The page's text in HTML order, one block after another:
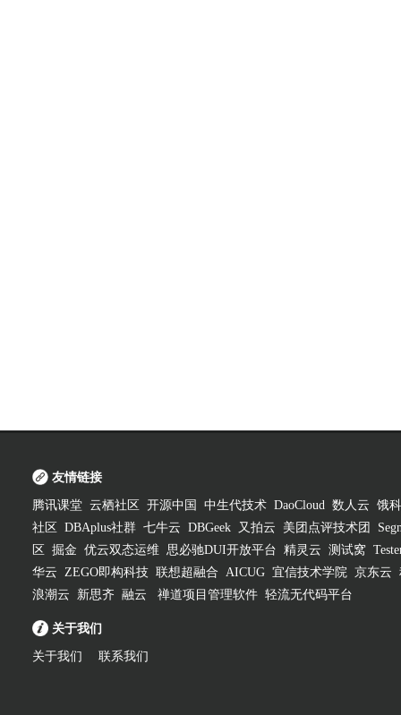
友情链接
腾讯课堂 云栖社区 开源中国 中生代技术 DaoCloud 数人云 饿
社区
DBAplus社群 七牛云 DBGeek 又拍云 美团点评技术团
区
掘金 优云双态运维 思必驰DUI开放平台 精灵云 测试窝
华云 ZEGO即构科技 联想超融合 AICUG 宜信技术学院 京东云
浪潮云
新思齐 融云 禅道项目管理软件 轻流无代码平台
关于我们
关于我们 联系我们